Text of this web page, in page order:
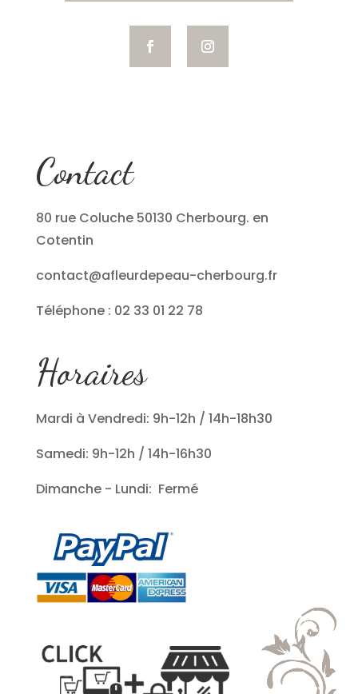
Contact
80 rue Coluche 50130 Cherbourg. en
Cotentin
contact@afleurdepeau-cherbourg.fr
Téléphone : 02 33 01 22 78
Horaires
Mardi à Vendredi: 9h-12h / 14h-18h30
Samedi: 9h-12h / 14h-16h30
Dimanche - Lundi: Fermé